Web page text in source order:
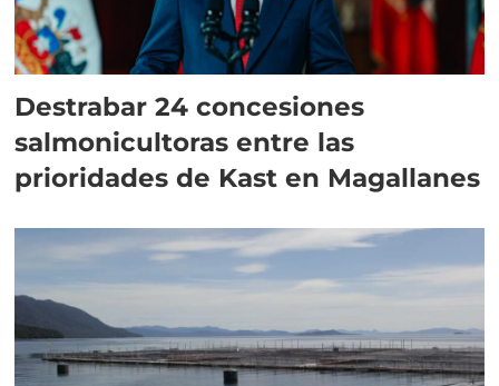
Destrabar 24 concesiones
salmonicultoras entre las
prioridades de Kast en Magallanes